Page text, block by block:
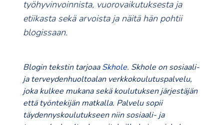
työhyvinvoinnista, vuorovaikutuksesta ja
etiikasta sekä arvoista ja näitä hän pohtii
blogissaan.
Blogin tekstin tarjoaaSkhole. Skhole on sosiaali-
ja terveydenhuoltoalan verkkokoulutuspalvelu,
joka kulkee mukana sekä koulutuksen järjestäjän
että työntekijän matkalla. Palvelu sopii
täydennyskoulutukseen niin sosiaali- ja